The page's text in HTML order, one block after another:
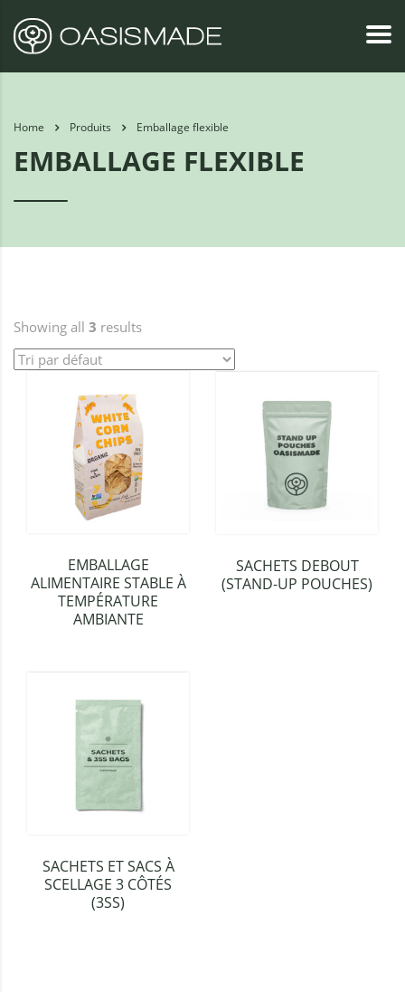
Home Produits Emballage flexible
EMBALLAGE FLEXIBLE
Showing all 3 results
EMBALLAGE
ALIMENTAIRE STABLE À
TEMPÉRATURE
AMBIANTE
SACHETS DEBOUT
(STAND-UP POUCHES)
SACHETS ET SACS À
SCELLAGE 3 CÔTÉS
(3SS)